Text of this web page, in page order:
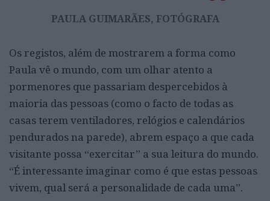
PAULA GUIMARÃES, FOTÓGRAFA
Os registos, além de mostrarem a forma como
Paula vê o mundo, com um olhar atento a
pormenores que passariam despercebidos à
maioria das pessoas (como o facto de todas as
casas terem ventiladores, relógios e calendários
pendurados na parede), abrem espaço a que cada
visitante possa “exercitar” a sua leitura do mundo.
“É interessante imaginar como é que estas pessoas
vivem, qual será a personalidade de cada uma”.